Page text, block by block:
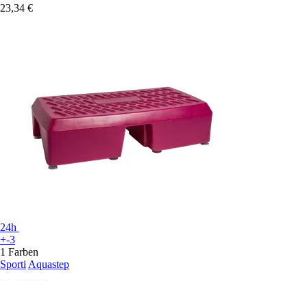
23,34 €
24h
+-3
1 Farben
Sporti Aquastep